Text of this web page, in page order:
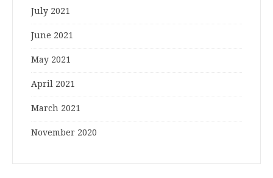
July 2021
June 2021
May 2021
April 2021
March 2021
November 2020